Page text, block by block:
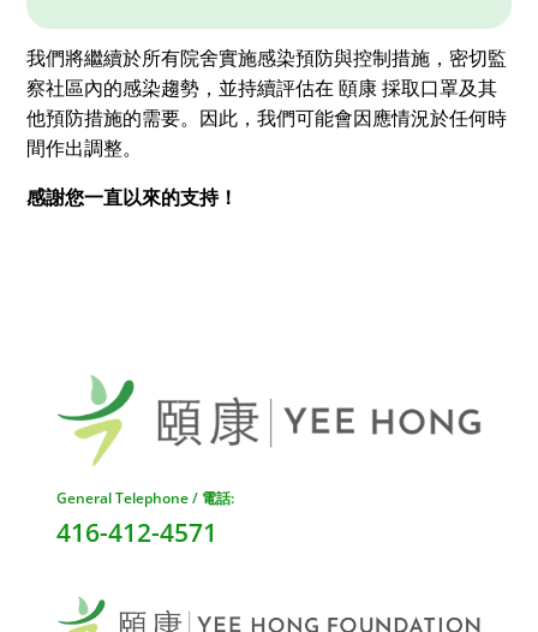
我們將繼續於所有院舍實施感染預防與控制措施，密切監
察社區內的感染趨勢，並持續評估在 頤康 採取口罩及其
他預防措施的需要。因此，我們可能會因應情況於任何時
間作出調整。
感謝您一直以來的支持！
General Telephone / 電話:
416-412-4571